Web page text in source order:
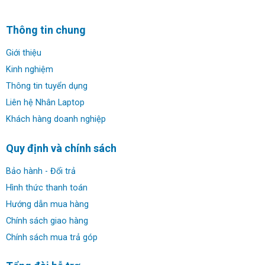
✔ Ổ cứng: 256GB PCIe Gen 3 x4 NVMe M.2 TLC SSD
✔ Màn hình: 14.0 in (1920 x 1080) diagonal FHD IPS anti-
glare touchscreen, 1000 nits HP Sureview, 72% NTSC, IR
Camera
✔ Đồ họa: Intel Iris Xe Graphics
tai nghe 3.5 mm
✔ Thời lượng pin: HP Long Life 4-cell, 54 Wh Li-ion
polymer
Thông tin chung
Giới thiệu
Kinh nghiệm
Thông tin tuyển dụng
Liên hệ Nhân Laptop
Khách hàng doanh nghiệp
Quy định và chính sách
Bảo hành - Đổi trả
Hình thức thanh toán
Hướng dẫn mua hàng
Chính sách giao hàng
Chính sách mua trả góp